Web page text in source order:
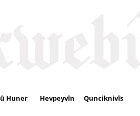
Huner Hevpeyvîn Qunciknivîs